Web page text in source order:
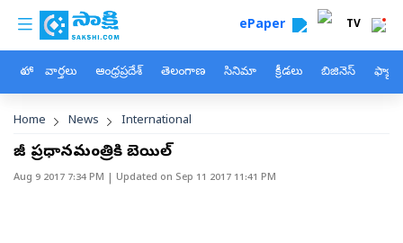
Skip to main content
custom menu ePaper TV
హోం వార్తలు ఆంధ్రప్రదేశ్ తెలంగాణ సినిమా క్రీడలు బిజినెస్
Breadcrumb
Home News International
మాజీ ప్రధానమంత్రికి బెయిల్‌
Aug 9 2017 7:34 PM | Updated on Sep 11 2017 11:41 PM